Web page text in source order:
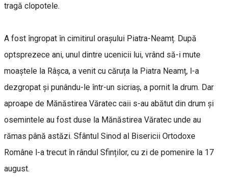
tragă clopotele.
A fost îngropat în cimitirul orașului Piatra-Neamț. După
optsprezece ani, unul dintre ucenicii lui, vrând să-i mute
moaștele la Râșca, a venit cu căruța la Piatra Neamț, l-a
dezgropat și punându-le într-un sicriaș, a pornit la drum. Dar
aproape de Mănăstirea Văratec caii s-au abătut din drum și
osemintele au fost duse la Mănăstirea Văratec unde au
rămas până astăzi. Sfântul Sinod al Bisericii Ortodoxe
Române l-a trecut în rândul Sfinților, cu zi de pomenire la 17
august.